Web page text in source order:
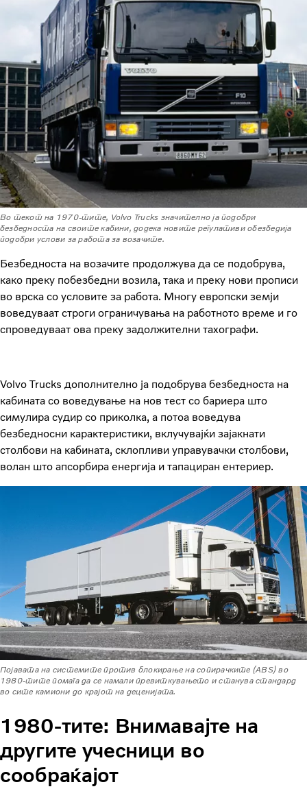
Во текот на 1970-тите, Volvo Trucks значително ја подобри
безбедноста на своите кабини, додека новите регулативи обезбедија
подобри услови за работа за возачите.
Безбедноста на возачите продолжува да се подобрува,
како преку побезбедни возила, така и преку нови прописи
во врска со условите за работа. Многу европски земји
воведуваат строги ограничувања на работното време и го
спроведуваат ова преку задолжителни тахографи.
Volvo Trucks дополнително ја подобрува безбедноста на
кабината со воведување на нов тест со бариера што
симулира судир со приколка, а потоа воведува
безбедносни карактеристики, вклучувајќи зајакнати
столбови на кабината, склопливи управувачки столбови,
волан што апсорбира енергија и тапациран ентериер.
Појавата на системите против блокирање на сопирачките (ABS) во
1980-тите помага да се намали превиткувањето и станува стандард
во сите камиони до крајот на деценијата.
1980-тите: Внимавајте на
другите учесници во
сообраќајот